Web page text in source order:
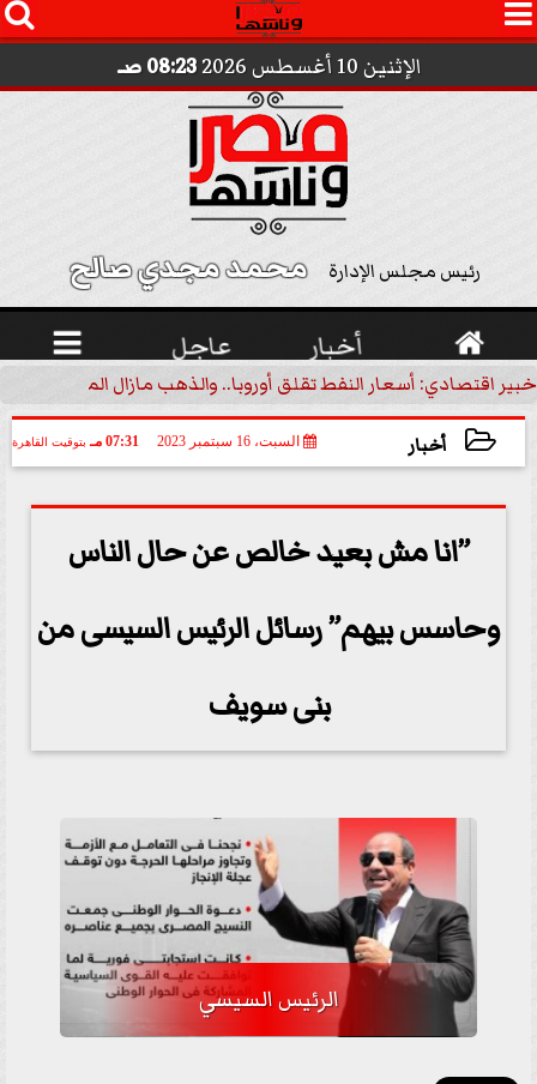
 
الإثنين 10 أغسطس 2026 08:23 صـ
رئيس مجلس الإدارة محمد مجدي صالح
 أخبار عاجل 
خبير اقتصادي: أسعار النفط تقلق أوروبا.. والذهب مازال الملاذ الآمن |
أخبار السبت، 16 سبتمبر 2023 07:31 مـ بتوقيت القاهرة
”انا مش بعيد خالص عن حال الناس
وحاسس بيهم” رسائل الرئيس السيسى من
بنى سويف
الرئيس السيسي